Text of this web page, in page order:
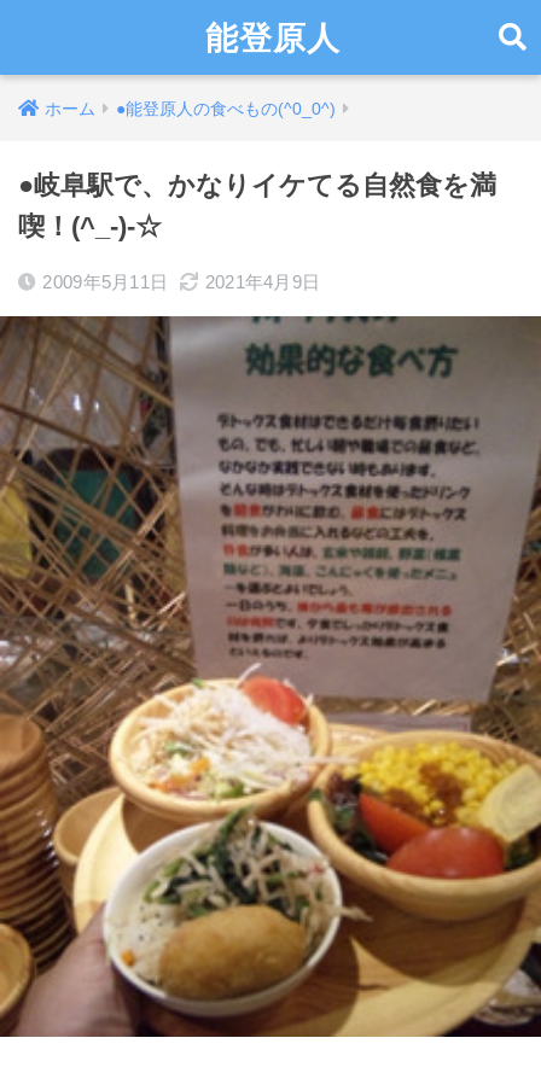
能登原人
ホーム ●能登原人の食べもの(^0_0^)
●岐阜駅で、かなりイケてる自然食を満
喫！(^_-)-☆
2009年5月11日 2021年4月9日